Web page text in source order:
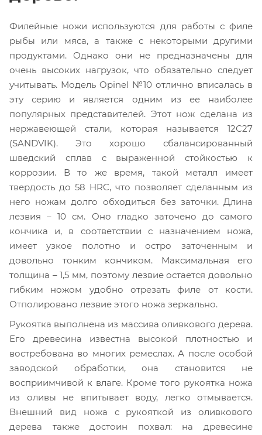
Филейные ножи используются для работы с филе
рыбы или мяса, а также с некоторыми другими
продуктами. Однако они не предназначены для
очень высоких нагрузок, что обязательно следует
учитывать. Модель Opinel №10 отлично вписалась в
эту серию и является одним из ее наиболее
популярных представителей. Этот нож сделана из
нержавеющей стали, которая называется 12С27
(SANDVIK). Это хорошо сбалансированный
шведский сплав с выраженной стойкостью к
коррозии. В то же время, такой металл имеет
твердость до 58 HRC, что позволяет сделанным из
него ножам долго обходиться без заточки. Длина
лезвия – 10 см. Оно гладко заточено до самого
кончика и, в соответствии с назначением ножа,
имеет узкое полотно и остро заточенным и
довольно тонким кончиком. Максимальная его
толщина – 1,5 мм, поэтому лезвие остается довольно
гибким ножом удобно отрезать филе от кости.
Отполировано лезвие этого ножа зеркально.
Рукоятка выполнена из массива оливкового дерева.
Его древесина известна высокой плотностью и
востребована во многих ремеслах. А после особой
заводской обработки, она становится не
восприимчивой к влаге. Кроме того рукоятка ножа
из оливы не впитывает воду, легко отмывается.
Внешний вид ножа с рукояткой из оливкового
дерева также достоин похвал: на древесине